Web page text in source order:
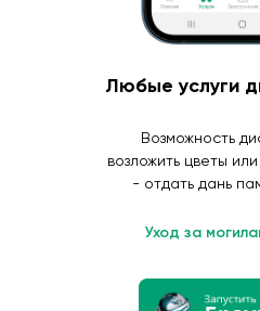
Любые услуги
Возможность
возложить цветы
- отдать дань
Уход за